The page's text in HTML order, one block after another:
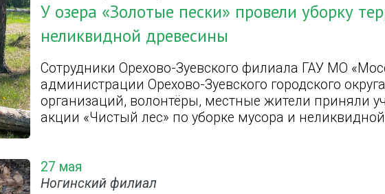
У озера «Золотые пески» провели уборку
неликвидной древесины
Сотрудники Орехово-Зуевского филиала ГАУ МО
администрации Орехово-Зуевского городского
организаций, волонтёры, местные жители приняли
акции «Чистый лес» по уборке мусора и
27 мая
Ногинский филиал